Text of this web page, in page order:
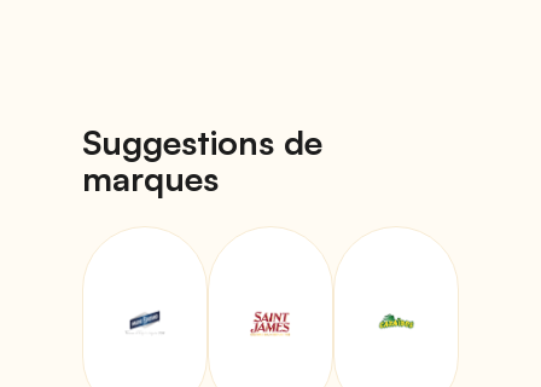
Suggestions de
marques